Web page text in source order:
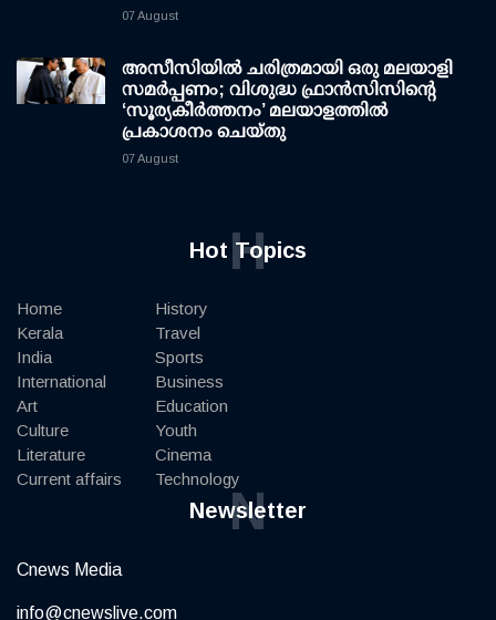
07 August
അസീസിയിൽ ചരിത്രമായി ഒരു മലയാളി
സമർപ്പണം; വിശുദ്ധ ഫ്രാൻസിസിന്റെ
‘സൂര്യകീർത്തനം’ മലയാളത്തിൽ
പ്രകാശനം ചെയ്തു
07 August
Hot Topics
H
Home
Kerala
India
International
Art
Culture
Literature
Current affairs
History
Travel
Sports
Business
Education
Youth
Cinema
Technology
Newsletter
N
Cnews Media
info@cnewslive.com